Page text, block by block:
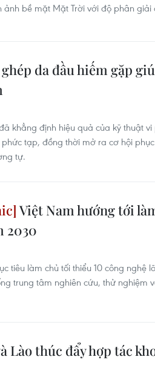
ảnh bề mặt Mặt Trời với độ phân
da đầu hiếm gặp
khẳng định hiệu quả của kỹ thuật
tạp, đồng thời mở ra cơ hội
tự.
Việt Nam hướng tới
2030
tiêu làm chủ tối thiểu 10 công nghệ
trung tâm nghiên cứu, thử nghiệm
Lào thúc đẩy hợp tác